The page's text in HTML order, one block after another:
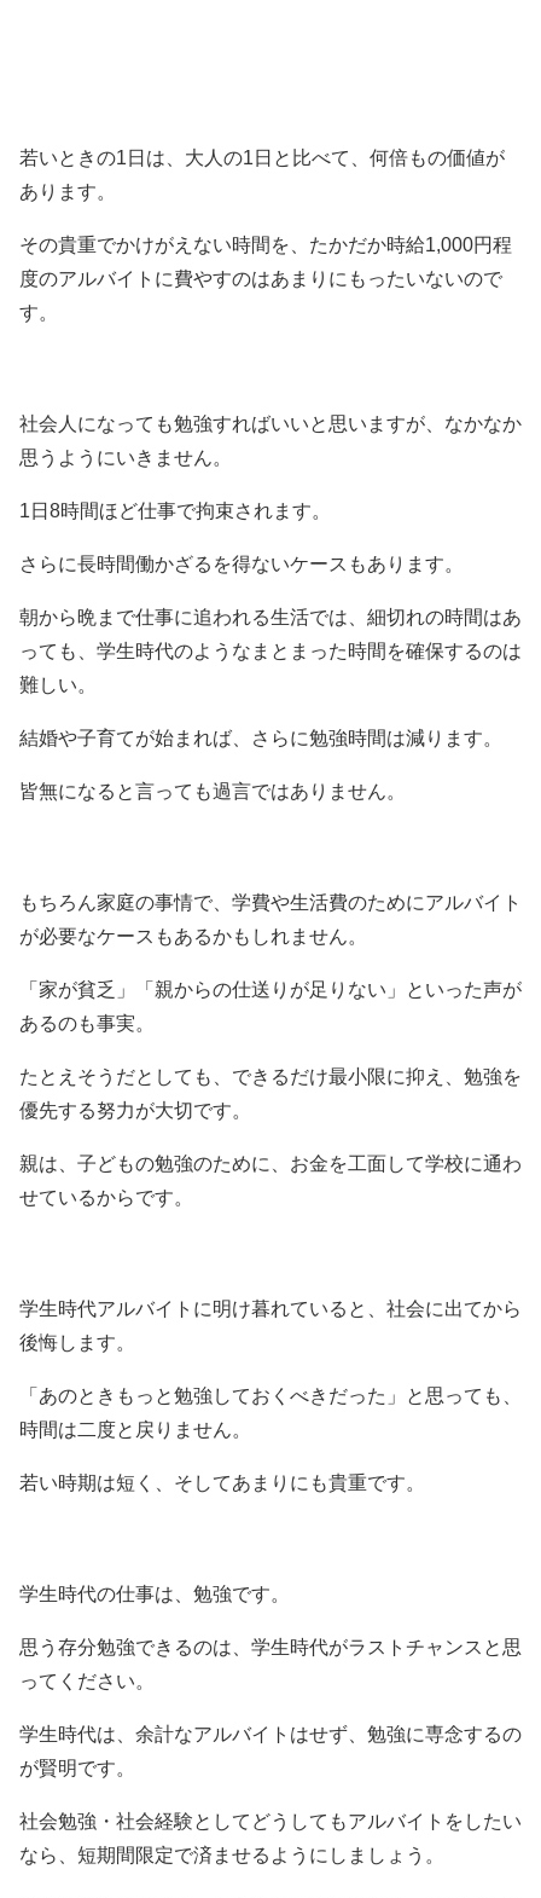
若いときの1日は、大人の1日と比べて、何倍もの価値が
あります。
その貴重でかけがえない時間を、たかだか時給1,000円程
度のアルバイトに費やすのはあまりにもったいないので
す。
社会人になっても勉強すればいいと思いますが、なかなか
思うようにいきません。
1日8時間ほど仕事で拘束されます。
さらに長時間働かざるを得ないケースもあります。
朝から晩まで仕事に追われる生活では、細切れの時間はあ
っても、学生時代のようなまとまった時間を確保するのは
難しい。
結婚や子育てが始まれば、さらに勉強時間は減ります。
皆無になると言っても過言ではありません。
もちろん家庭の事情で、学費や生活費のためにアルバイト
が必要なケースもあるかもしれません。
「家が貧乏」「親からの仕送りが足りない」といった声が
あるのも事実。
たとえそうだとしても、できるだけ最小限に抑え、勉強を
優先する努力が大切です。
親は、子どもの勉強のために、お金を工面して学校に通わ
せているからです。
学生時代アルバイトに明け暮れていると、社会に出てから
後悔します。
「あのときもっと勉強しておくべきだった」と思っても、
時間は二度と戻りません。
若い時期は短く、そしてあまりにも貴重です。
学生時代の仕事は、勉強です。
思う存分勉強できるのは、学生時代がラストチャンスと思
ってください。
学生時代は、余計なアルバイトはせず、勉強に専念するの
が賢明です。
社会勉強・社会経験としてどうしてもアルバイトをしたい
なら、短期間限定で済ませるようにしましょう。